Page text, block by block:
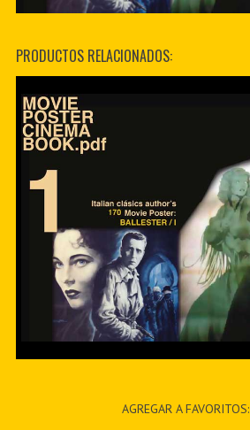
PRODUCTOS RELACIONADOS:
AGREGAR A FAVORITOS: